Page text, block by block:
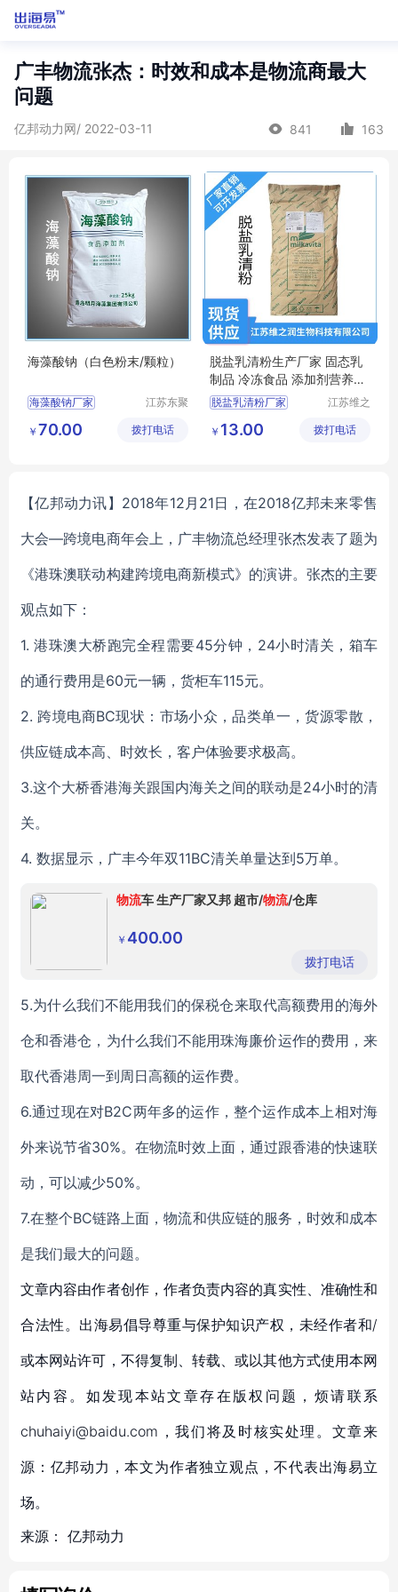
广丰物流张杰：时效和成本是物流商最大
问题
亿邦动力网/ 2022-03-11 841 163
海藻酸钠（白色粉末/颗粒）
海藻酸钠厂家
海藻酸钠用途
江苏东聚
有限公司
￥ 70.00 拨打电话
脱盐乳清粉生产厂家 固态乳
制品 冷冻食品 添加剂营养强
化剂
脱盐乳清粉厂家
脱盐乳清粉营养强化剂
江苏维之
技有限公
￥ 13.00 拨打电话
【亿邦动力讯】2018年12月21日，在2018亿邦未来零售
大会—跨境电商年会上，广丰物流总经理张杰发表了题为
《港珠澳联动构建跨境电商新模式》的演讲。张杰的主要
观点如下：
1. 港珠澳大桥跑完全程需要45分钟，24小时清关，箱车
的通行费用是60元一辆，货柜车115元。
2. 跨境电商BC现状：市场小众，品类单一，货源零散，
供应链成本高、时效长，客户体验要求极高。
3.这个大桥香港海关跟国内海关之间的联动是24小时的清
关。
4. 数据显示，广丰今年双11BC清关单量达到5万单。
物流车 生产厂家又邦 超市/物流/仓库
￥ 400.00
拨打电话
5.为什么我们不能用我们的保税仓来取代高额费用的海外
仓和香港仓，为什么我们不能用珠海廉价运作的费用，来
取代香港周一到周日高额的运作费。
6.通过现在对B2C两年多的运作，整个运作成本上相对海
外来说节省30%。在物流时效上面，通过跟香港的快速联
动，可以减少50%。
7.在整个BC链路上面，物流和供应链的服务，时效和成本
是我们最大的问题。
文章内容由作者创作，作者负责内容的真实性、准确性和
合法性。出海易倡导尊重与保护知识产权，未经作者和/
或本网站许可，不得复制、转载、或以其他方式使用本网
站内容。如发现本站文章存在版权问题，烦请联系
chuhaiyi@baidu.com，我们将及时核实处理。文章来
源：亿邦动力，本文为作者独立观点，不代表出海易立
场。
来源： 亿邦动力